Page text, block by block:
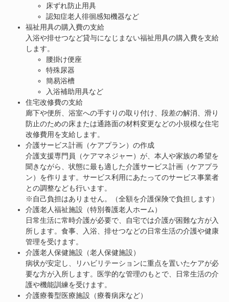
床ずれ防止用具
認知症老人徘徊感知機器など
福祉用具の購入費の支給
​入浴や排せつなど貸与になじまない福祉用具の購入費を支給
します。
腰掛け便座
特殊尿器
簡易浴槽
入浴補助用具など
住宅改修費の支給
廊下や便所、浴室への手すりの取り付け、段差の解消、滑り
防止のための床または通路面の材料変更などの小規模な住宅
改修費用を支給します。
介護サービス計画（ケアプラン）の作成
介護支援専門員（ケアマネジャー）が、本人や家族の希望を
聞きながら、状態に最も適した介護サービス計画（ケアプラ
ン）を作ります。サービス利用にあたってのサービス事業者
との調整なども行います。
※自己負担はありません。（全額を介護保険で負担します）
介護老人福祉施設（特別養護老人ホーム）
日常生活に常時介護が必要で、自宅では介護が困難な方が入
所します。食事、入浴、排せつなどの日常生活の介護や健康
管理を受けます。
介護老人保健施設（老人保健施設）
病状が安定し、リハビリテーションに重点を置いたケアが必
要な方が入所します。医学的な管理のもとで、日常生活の介
護や機能訓練を受けます。
介護療養型医療施設（療養病床など）